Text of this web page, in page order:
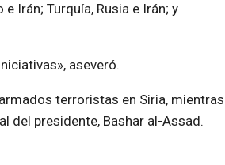
Irán; Turquía, Rusia e Irán; y
aseveró.
terroristas en Siria, mientras
del presidente, Bashar al-Assad.